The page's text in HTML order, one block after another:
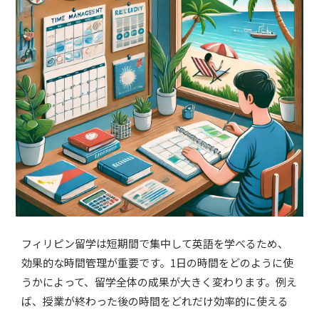
フィリピン留学は短期間で集中して英語を学べるため、
効果的な時間管理が重要です。1日の時間をどのように使
うかによって、留学全体の成果が大きく変わります。例え
ば、授業が終わった後の時間をどれだけ効率的に使える